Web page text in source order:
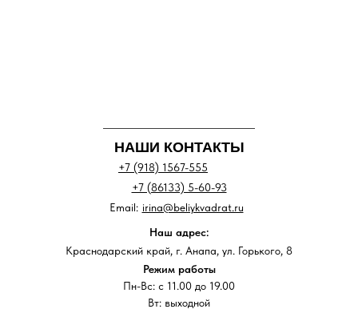
НАШИ КОНТАКТЫ
+7 (918) 1567-555
+7 (86133) 5-60-93
Наш адрес:
Краснодарский край, г. Анапа, ул. Горького, 8
Режим работы
Пн-Вс: с 11.00 до 19.00
Вт: выходной
irina@beliykvadrat.ru
Email: